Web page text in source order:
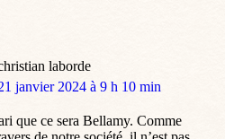
laborde
janvier 2024 à 9 h 10 min
que ce sera Bellamy. Comme